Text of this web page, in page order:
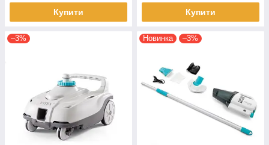
Купити Купити
–3% Новинка –3%